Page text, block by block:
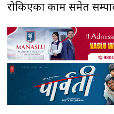
रोकिएका काम समेत